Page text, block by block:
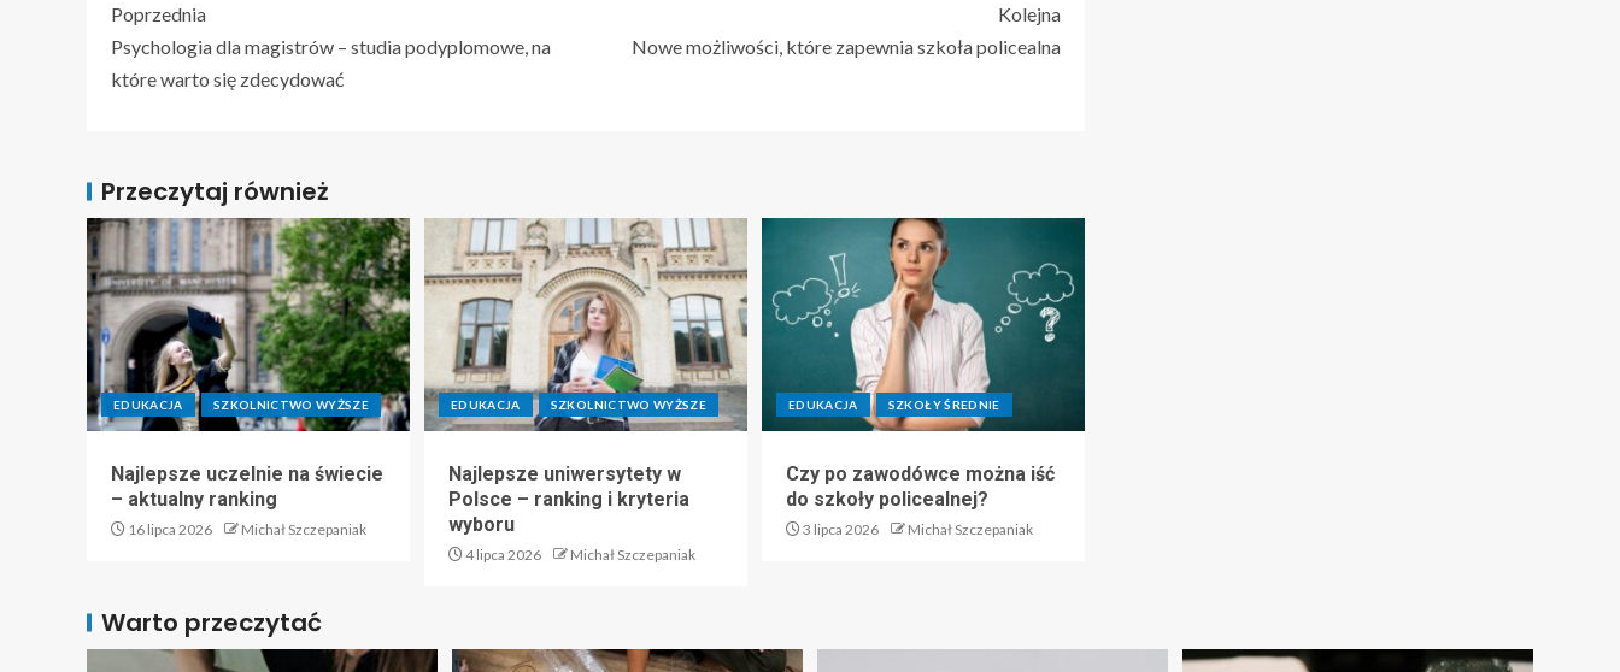
Poprzednia
Psychologia dla magistrów – studia podyplomowe, na
które warto się zdecydować
Kolejna
Nowe możliwości, które zapewnia szkoła policealna
Przeczytaj również
EDUKACJA SZKOLNICTWO WYŻSZE
Najlepsze uczelnie na świecie
– aktualny ranking
16 lipca 2026 Michał Szczepaniak
EDUKACJA SZKOLNICTWO WYŻSZE
Najlepsze uniwersytety w
Polsce – ranking i kryteria
wyboru
4 lipca 2026 Michał Szczepaniak
EDUKACJA SZKOŁY ŚREDNIE
Czy po zawodówce można iść
do szkoły policealnej?
3 lipca 2026 Michał Szczepaniak
Warto przeczytać